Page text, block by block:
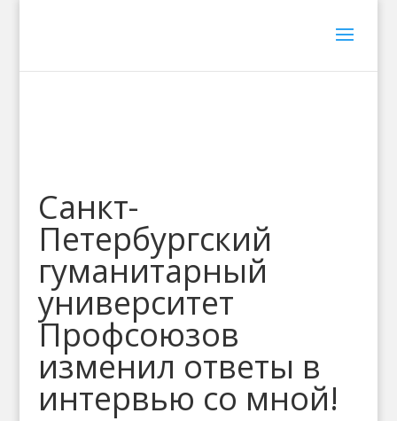
Санкт-
Петербургский
гуманитарный
университет
Профсоюзов
изменил ответы в
интервью со мной!